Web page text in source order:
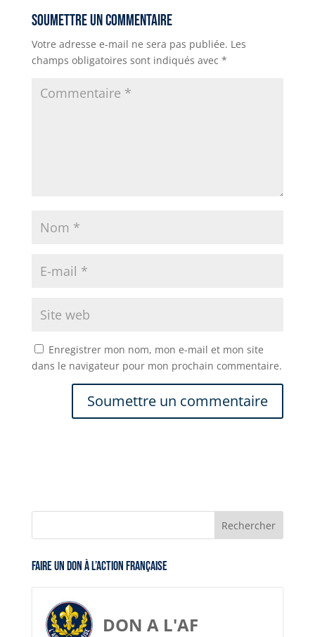
r p
p
n
k
g
e
r
m
b
o
o
Soumettre un commentaire
Votre adresse e-mail ne sera pas publiée. Les
champs obligatoires sont indiqués avec *
Enregistrer mon nom, mon e-mail et mon site
dans le navigateur pour mon prochain commentaire.
Faire un don à l’Action Française
DON A L'AF